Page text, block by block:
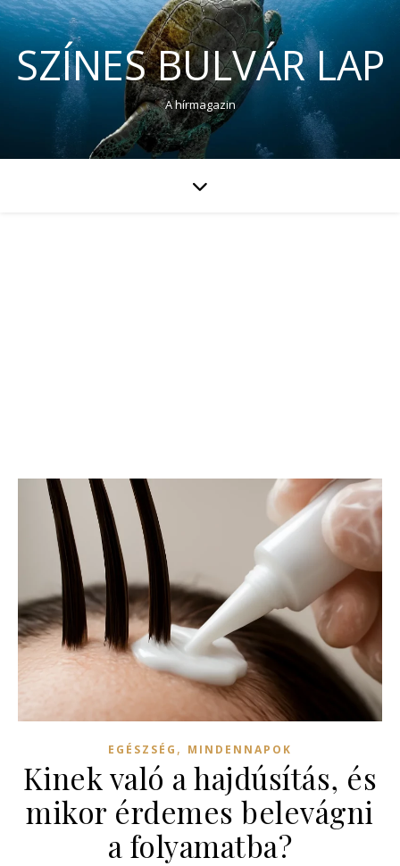
SZÍNES BULVÁR LAP
A hírmagazin
EGÉSZSÉG , MINDENNAPOK
Kinek való a hajdúsítás, és
mikor érdemes belevágni
a folyamatba?